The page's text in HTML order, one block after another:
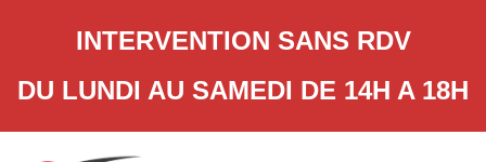
INTERVENTION SANS RDV
DU LUNDI AU SAMEDI DE 14H A 18H